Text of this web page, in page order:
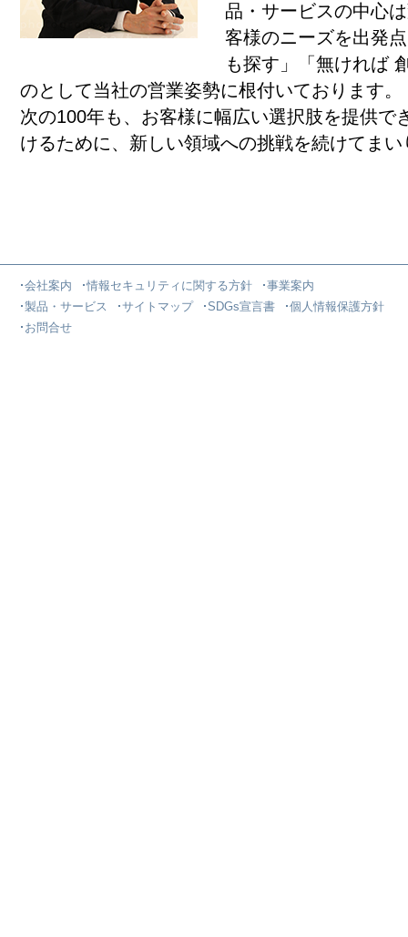
品・サービスの中心
客様のニーズを出発
も探す」「無ければ
のとして当社の営業姿勢に根付いております。
次の100年も、お客様に幅広い選択肢を提供で
けるために、新しい領域への挑戦を続けてまい
会社案内 情報セキュリティに関する方針
事業案内
製品・サービス
サイトマップ SDGs宣言書
個人情報保護方針
お問合せ